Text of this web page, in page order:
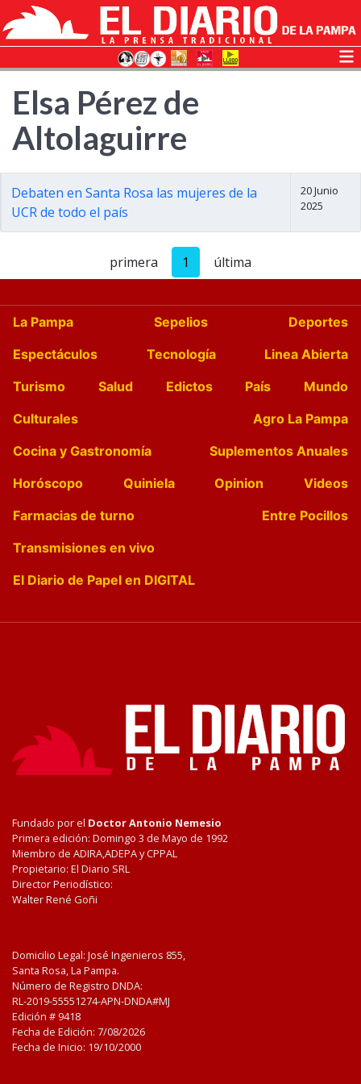
Elsa Pérez de
Altolaguirre
Debaten en Santa Rosa las mujeres de la
UCR de todo el país
20 Junio
2025
primera 1 última
La Pampa Sepelios
Deportes
Espectáculos
Tecnología
Linea Abierta
Turismo
Salud Edictos País
Mundo
Culturales
Agro La Pampa
Cocina y Gastronomía
Suplementos Anuales
Horóscopo
Quiniela Opinion
Videos
Farmacias de turno
Entre Pocillos
Transmisiones en vivo
El Diario de Papel en DIGITAL
Fundado por el Doctor Antonio Nemesio
Primera edición: Domingo 3 de Mayo de 1992
Miembro de ADIRA,ADEPA y CPPAL
Propietario: El Diario SRL
Director Periodístico:
Walter René Goñi
Domicilio Legal: José Ingenieros 855,
Santa Rosa, La Pampa.
Número de Registro DNDA:
RL-2019-55551274-APN-DNDA#MJ
Edición # 9418
Fecha de Edición: 7/08/2026
Fecha de Inicio: 19/10/2000